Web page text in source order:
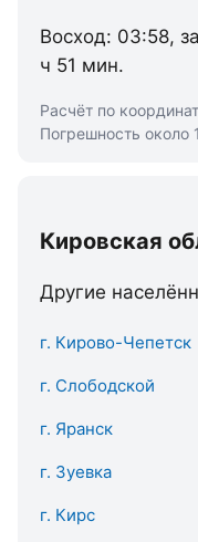
Восход: 03:58,
ч 51 мин.
Расчёт по
Погрешность около
Кировская
Другие
г. Кирово-Чепетск
г. Слободской
г. Яранск
г. Зуевка
г. Кирс